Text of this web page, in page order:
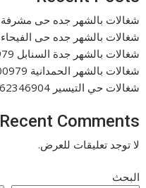
شغالات بالشهر جده حى مشرفة 0577265649
شغالات بالشهر جده حى الفيحاء 0577265649
شغالات بالشهر جدة السنابل 0571400979
شغالات بالشهر الحمدانية 0571400979
شغالات حي التيسير 0562346904
Recent Comments
لا توجد تعليقات للعرض.
البحث